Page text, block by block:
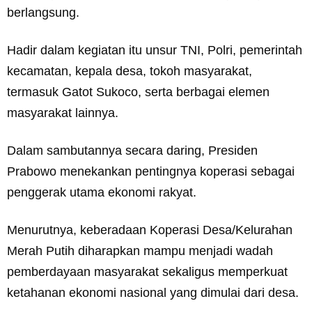
berlangsung.
Hadir dalam kegiatan itu unsur TNI, Polri, pemerintah
kecamatan, kepala desa, tokoh masyarakat,
termasuk Gatot Sukoco, serta berbagai elemen
masyarakat lainnya.
Dalam sambutannya secara daring, Presiden
Prabowo menekankan pentingnya koperasi sebagai
penggerak utama ekonomi rakyat.
Menurutnya, keberadaan Koperasi Desa/Kelurahan
Merah Putih diharapkan mampu menjadi wadah
pemberdayaan masyarakat sekaligus memperkuat
ketahanan ekonomi nasional yang dimulai dari desa.